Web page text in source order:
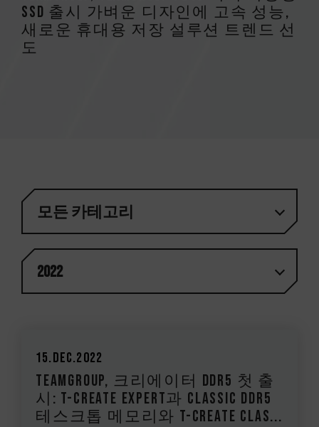
SSD 출시 가벼운 디자인에 고속 성능,
새로운 휴대용 저장 설루션 트렌드 선
도
모든 카테고리
2022
15.Dec.2022
TEAMGROUP, 크리에이터 DDR5 첫 출
시: T-CREATE EXPERT과 CLASSIC DDR5
테스크톱 메모리와 T-CREATE CLAS...